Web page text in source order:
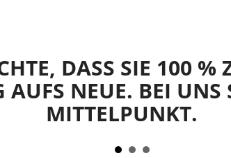
DASS SIE 100 %
AUFS NEUE. BEI
MITTELPUNKT.